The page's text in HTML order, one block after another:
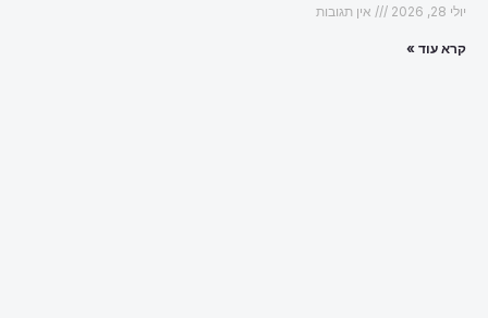
יולי 28, 2026 אין תגובות
קרא עוד »